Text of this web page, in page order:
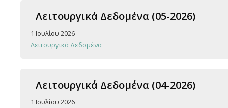
Λειτουργικά Δεδομένα (05-2026)
1 Ιουλίου 2026
Λειτουργικά Δεδομένα
Λειτουργικά Δεδομένα (04-2026)
1 Ιουλίου 2026